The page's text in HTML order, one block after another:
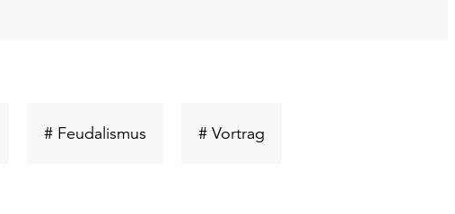
Schlüsselwort# Feudalismus Schlüsselwort
# Vortrag